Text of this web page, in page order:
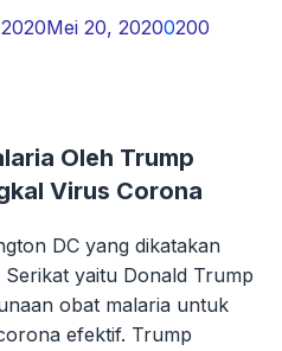
Mei 20, 20200200
Oleh Trump
Virus Corona
DC yang dikatakan
yaitu Donald Trump
obat malaria untuk
efektif. Trump